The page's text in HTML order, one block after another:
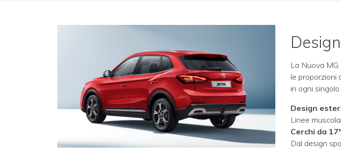
La Nuova
le proporzioni
in ogni
Design
Linee
Cerchi da
Dal design